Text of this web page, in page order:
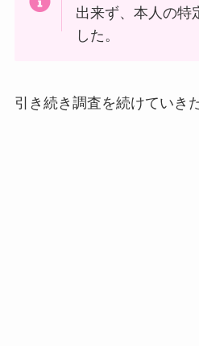
出来ず、本人の特
した。
引き続き調査を続けていき